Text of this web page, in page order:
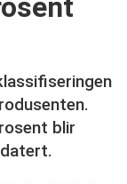
blir